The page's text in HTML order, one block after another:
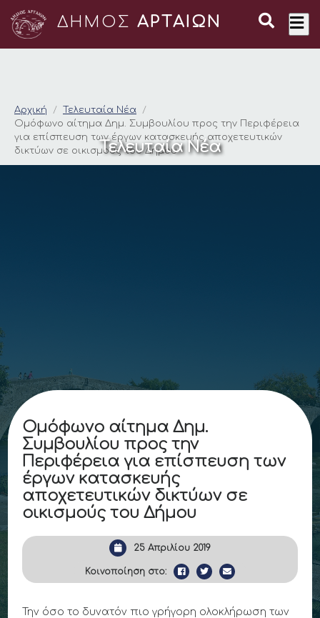
ΔΗΜΟΣ ΑΡΤΑΙΩΝ
Ομόφωνο αίτημα
Αρχική
Τελευταία Νέα
Ομόφωνο αίτημα Δημ. Συμβουλίου προς την Περιφέρεια
για επίσπευση των έργων κατασκευής αποχετευτικών
δικτύων σε οικισμούς του Δήμου
Τελευταία Νέα
Ομόφωνο αίτημα Δημ.
Συμβουλίου προς την
Περιφέρεια για επίσπευση των
έργων κατασκευής
αποχετευτικών δικτύων σε
οικισμούς του Δήμου
25 Απριλίου 2019
Κοινοποίηση στο:
Την όσο το δυνατόν πιο γρήγορη ολοκλήρωση των